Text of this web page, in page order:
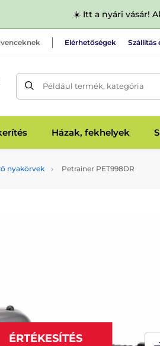
☀️ Itt a nyári vásár!
Elérhetőségek Szállítás
Például termék, kategória
Házak, fekhelyek
nyakörvek Petrainer PET998DR
ÉRTÉKESÍTÉS